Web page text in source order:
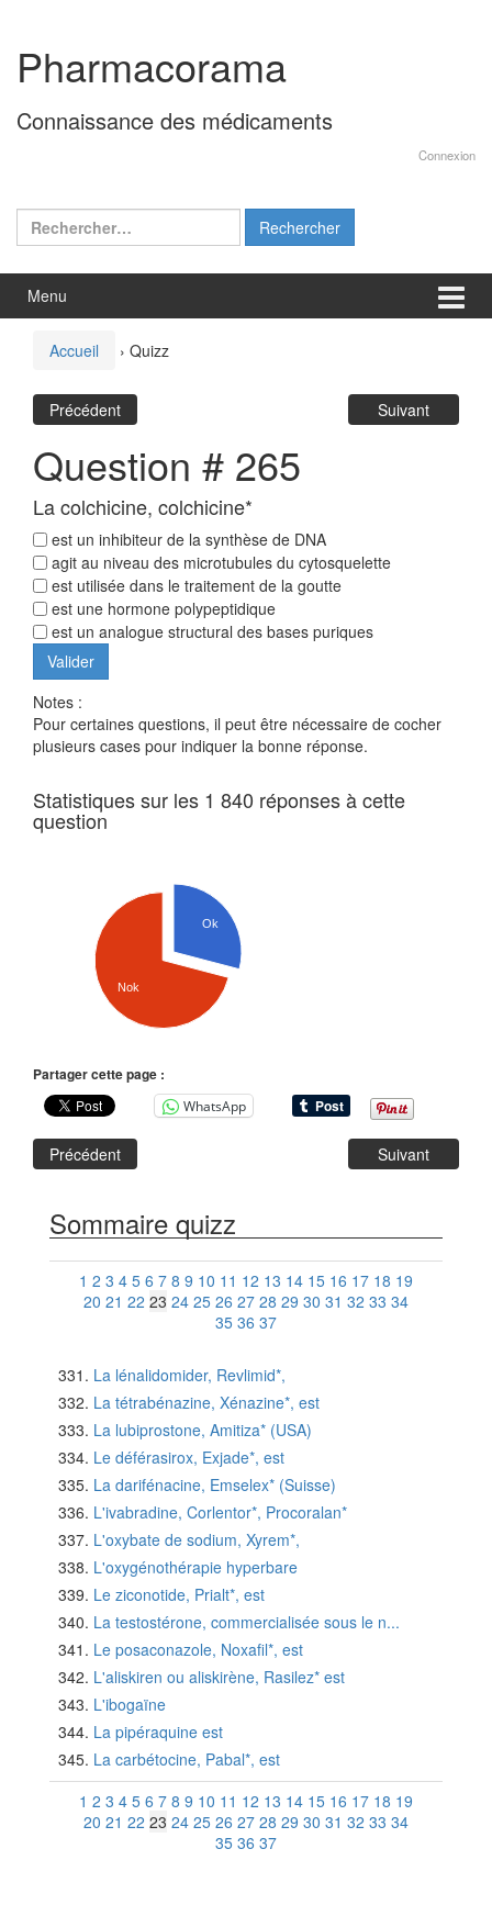
contenu
menu
principal
Pharmacorama
Connaissance des médicaments
Connexion
Rechercher :
Menu
Accueil › Quizz
Précédent Suivant
Question # 265
La colchicine, colchicine*
est un inhibiteur de la synthèse de DNA
agit au niveau des microtubules du cytosquelette
est utilisée dans le traitement de la goutte
est une hormone polypeptidique
est un analogue structural des bases puriques
Notes :
Pour certaines questions, il peut être nécessaire de cocher
plusieurs cases pour indiquer la bonne réponse.
Statistiques sur les 1 840 réponses à cette
question
Ok
Nok
Partager cette page :
WhatsApp
Précédent Suivant
Sommaire quizz
1 2 3 4 5 6 7 8 9 10 11 12 13 14 15 16 17 18 19
20 21 22 23 24 25 26 27 28 29 30 31 32 33 34
35 36 37
La lénalidomider, Revlimid*,
La tétrabénazine, Xénazine*, est
La lubiprostone, Amitiza* (USA)
Le déférasirox, Exjade*, est
La darifénacine, Emselex* (Suisse)
L'ivabradine, Corlentor*, Procoralan*
L'oxybate de sodium, Xyrem*,
L'oxygénothérapie hyperbare
Le ziconotide, Prialt*, est
La testostérone, commercialisée sous le n...
Le posaconazole, Noxafil*, est
L'aliskiren ou aliskirène, Rasilez* est
L'ibogaïne
La pipéraquine est
La carbétocine, Pabal*, est
1 2 3 4 5 6 7 8 9 10 11 12 13 14 15 16 17 18 19
20 21 22 23 24 25 26 27 28 29 30 31 32 33 34
35 36 37